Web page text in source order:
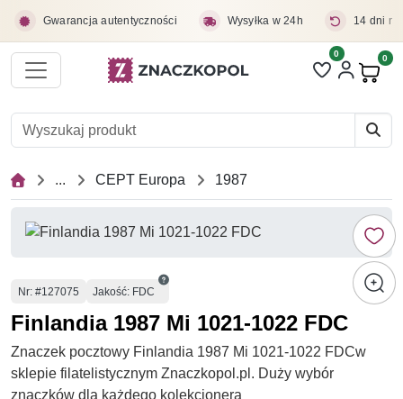
Gwarancja autentyczności Wysyłka w 24h 14 dni
Liczba pozycji
0 0
... CEPT Europa 1987
Numer
Nr: #127075 Jakość: FDC
Finlandia 1987 Mi 1021-1022 FDC
Znaczek pocztowy Finlandia 1987 Mi 1021-1022 FDCw
sklepie filatelistycznym Znaczkopol.pl. Duży wybór
znaczków dla każdego kolekcjonera